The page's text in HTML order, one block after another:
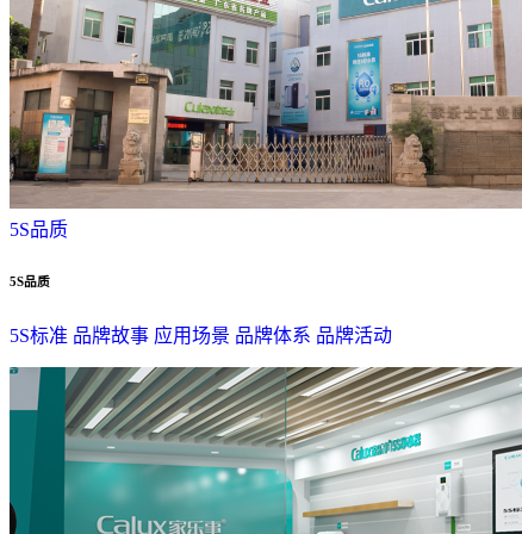
5S品质
5S品质
5S标准 品牌故事 应用场景 品牌体系 品牌活动